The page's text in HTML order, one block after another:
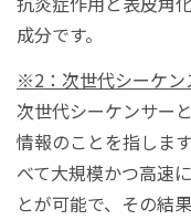
成分です。
※2：次世代シーケン
次世代シーケンサー
情報のことを指しま
べて大規模かつ高速
とが可能で、その結